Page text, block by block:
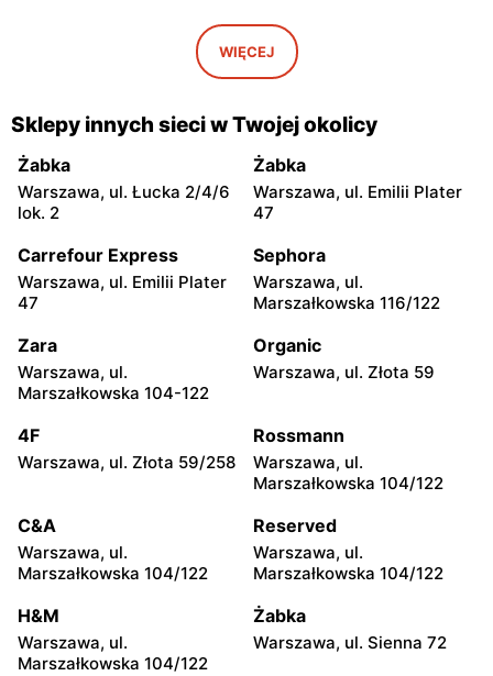
Iwaniska, ul. Ujazdowska 5
moje sklepy
Bogoria, ul. Rynek 30
Gorzyce, ul. Szkolna 44 Grębów, ul. Wydrza 180
moje sklepy
Jadachy, ul. Jadachy 111
moje sklepy
Jeżowe, ul. Zalesie 77
Kazimierza Wielka, ul.
Kolejowa 15
Kamień, ul. Błonie 23
Górki, ul. Górki 71
Gumniska, ul. Gumniska
157C
Iwierzyce, ul. Iwierzyce
152A
Tczew, ul. Franciszka Żwirki
61
Hyżne, ul. Hyżne 100 Jarosław, ul. Pełkińska 147
moje sklepy moje sklepy
WIĘCEJ
Sklepy innych sieci w Twojej okolicy
Żabka
Warszawa, ul. Łucka 2/4/6
lok. 2
Żabka
Warszawa, ul. Emilii Plater
47
Carrefour Express
Warszawa, ul. Emilii Plater
47
Sephora
Warszawa, ul.
Marszałkowska 116/122
Zara
Warszawa, ul.
Marszałkowska 104-122
Organic
Warszawa, ul. Złota 59
4F
Warszawa, ul. Złota 59/258
Rossmann
Warszawa, ul.
Marszałkowska 104/122
C&A
Warszawa, ul.
Marszałkowska 104/122
Reserved
Warszawa, ul.
Marszałkowska 104/122
H&M
Warszawa, ul.
Marszałkowska 104/122
Żabka
Warszawa, ul. Sienna 72